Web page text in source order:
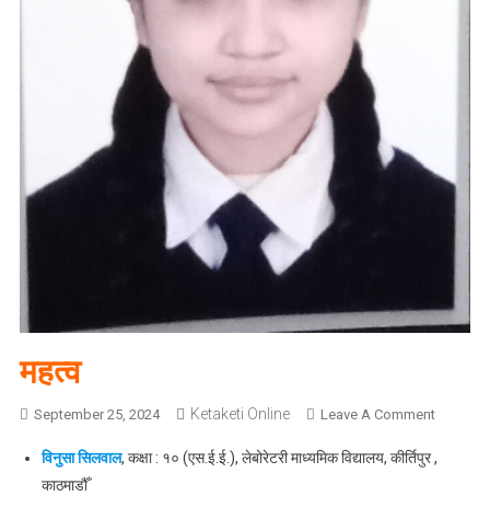
महत्व
September 25, 2024 Ketaketi Online Leave A CommentO
म
विनुसा सिलवाल, कक्षा : १० (एस.ई.ई.), लेबोरेटरी माध्यमिक विद्यालय, कीर्तिपुर ,
काठमाडौँ